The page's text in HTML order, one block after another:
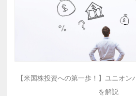
【米国株投資への第一歩！】ユニオ
を解説